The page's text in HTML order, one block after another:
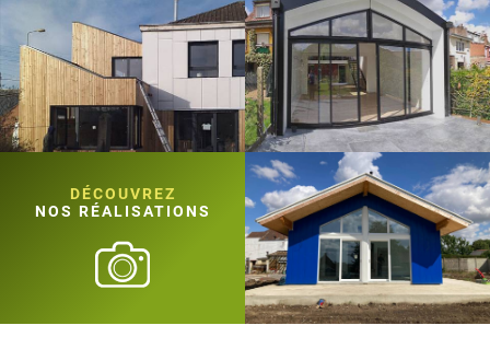
DÉCOUVREZ
NOS RÉALISATIONS